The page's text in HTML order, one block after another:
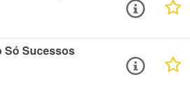
Só Sucessos